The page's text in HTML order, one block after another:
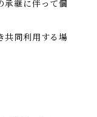
承継に伴って個
共同利用する場